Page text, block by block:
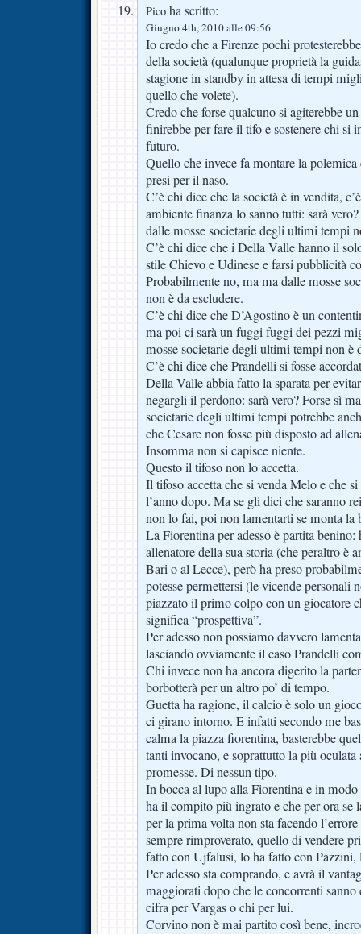
Pico ha scritto:
Giugno 4th, 2010 alle 09:56
Io credo che a Firenze pochi
della società (qualunque proprietà la
stagione in standby in attesa di tempi
quello che volete).
Credo che forse qualcuno si agiterebbe
finirebbe per fare il tifo e sostenere chi si
futuro.
Quello che invece fa montare la polemica
presi per il naso.
C’è chi dice che la società è in vendita,
ambiente finanza lo sanno tutti: sarà
dalle mosse societarie degli ultimi tempi
C’è chi dice che i Della Valle hanno il
stile Chievo e Udinese e farsi pubblicità
Probabilmente no, ma ma dalle mosse
non è da escludere.
C’è chi dice che D’Agostino è un
ma poi ci sarà un fuggi fuggi dei pezzi
mosse societarie degli ultimi tempi non è
C’è chi dice che Prandelli si fosse
Della Valle abbia fatto la sparata per
negargli il perdono: sarà vero? Forse sì
societarie degli ultimi tempi potrebbe
che Cesare non fosse più disposto ad
Insomma non si capisce niente.
Questo il tifoso non lo accetta.
Il tifoso accetta che si venda Melo e che
l’anno dopo. Ma se gli dici che saranno
non lo fai, poi non lamentarti se monta la
La Fiorentina per adesso è partita
allenatore della sua storia (che peraltro è
Bari o al Lecce), però ha preso
potesse permettersi (le vicende personali
piazzato il primo colpo con un giocatore
significa “prospettiva”.
Per adesso non possiamo davvero
lasciando ovviamente il caso Prandelli
Chi invece non ha ancora digerito la
borbotterà per un altro po’ di tempo.
Guetta ha ragione, il calcio è solo un
ci girano intorno. E infatti secondo me
calma la piazza fiorentina, basterebbe
tanti invocano, e soprattutto la più oculata
promesse. Di nessun tipo.
In bocca al lupo alla Fiorentina e in
ha il compito più ingrato e che per ora se
per la prima volta non sta facendo
sempre rimproverato, quello di vendere
fatto con Ujfalusi, lo ha fatto con
Per adesso sta comprando, e avrà il
maggiorati dopo che le concorrenti sanno
cifra per Vargas o chi per lui.
Corvino non è mai partito così bene,